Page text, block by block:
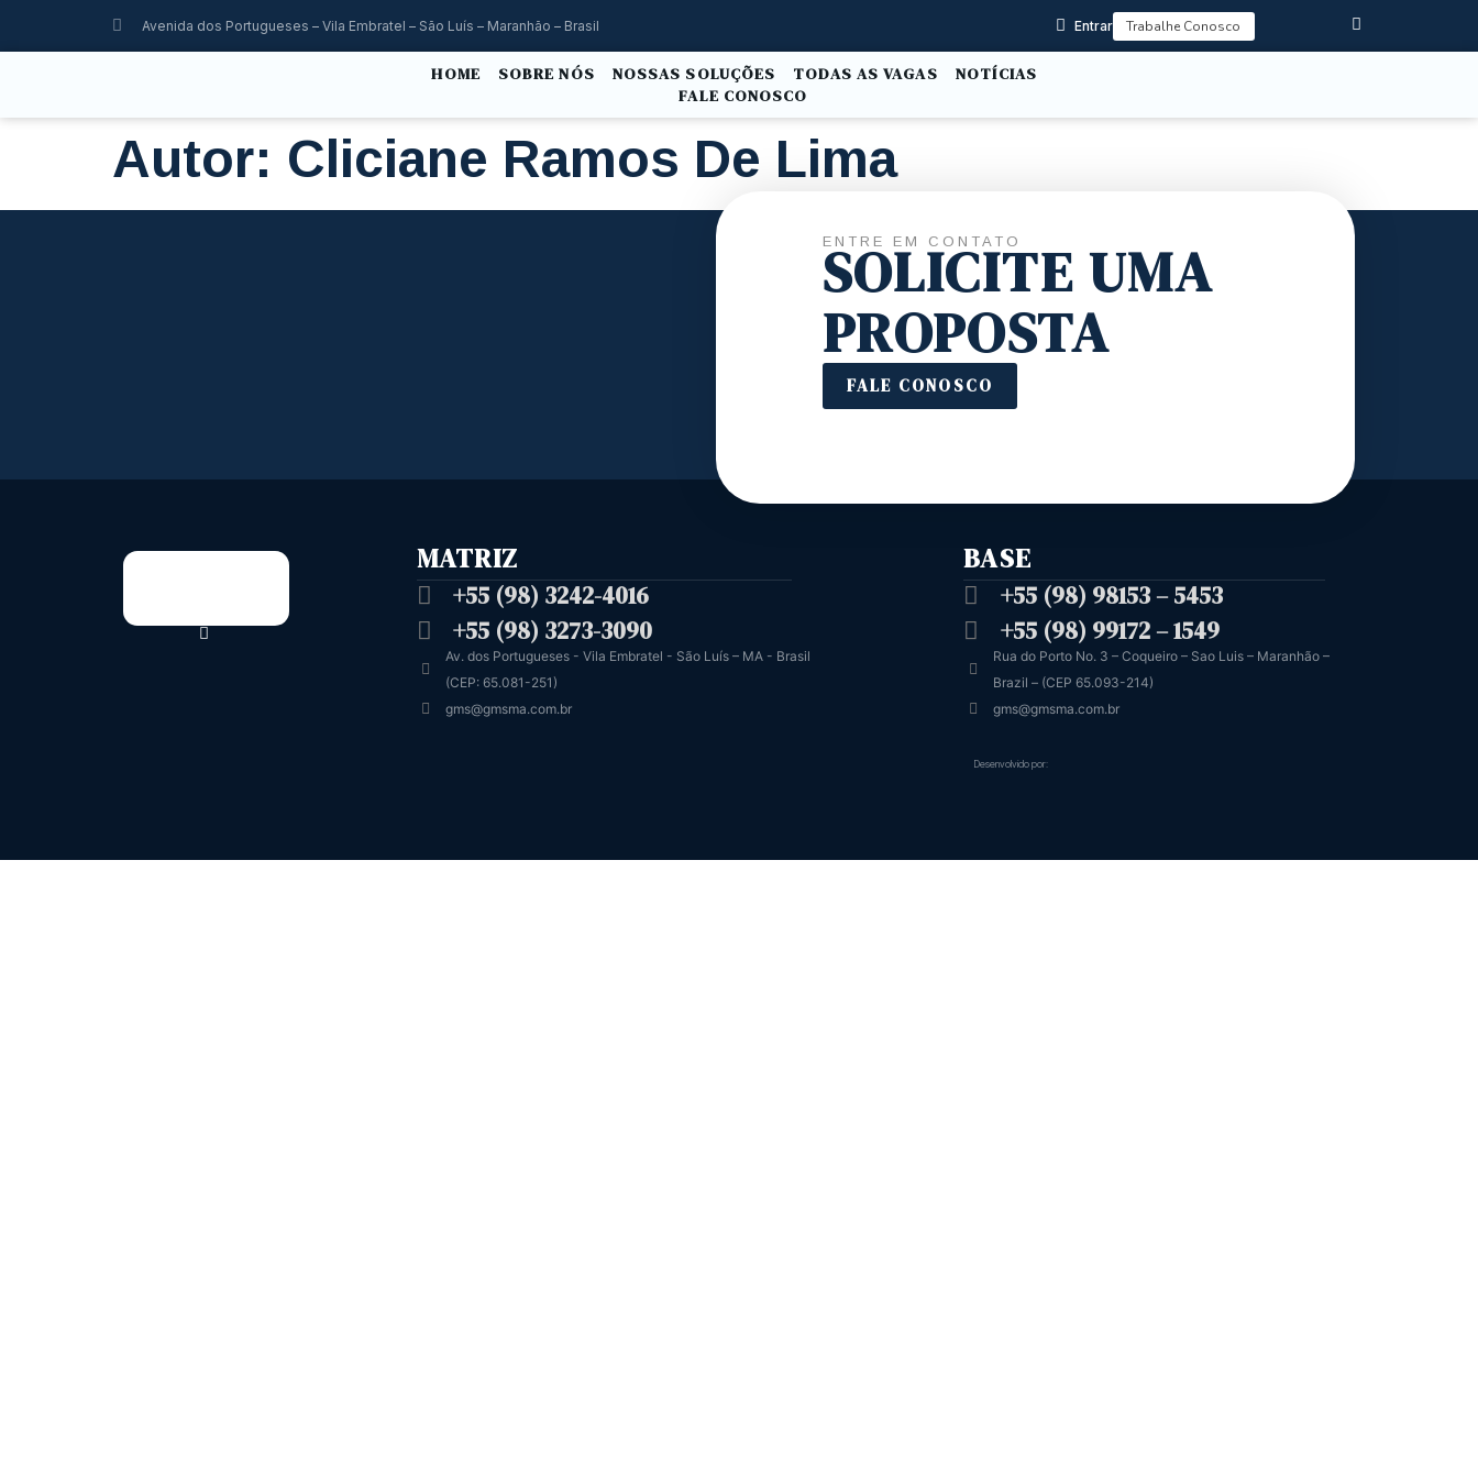
Avenida dos Portugueses – Vila Embratel – São Luís – Maranhão – Brasil Entrar Trabalhe Conosco
HOME SOBRE NÓS NOSSAS SOLUÇÕES TODAS AS VAGAS
NOTÍCIAS
FALE CONOSCO
Autor: Cliciane Ramos De Lima
ENTRE EM CONTATO
SOLICITE UMA
PROPOSTA
FALE CONOSCO
MATRIZ
+55 (98) 3242-4016
+55 (98) 3273-3090
Av. dos Portugueses - Vila Embratel - São Luís – MA - Brasil
(CEP: 65.081-251)
gms@gmsma.com.br
BASE
+55 (98) 98153 – 5453
+55 (98) 99172 – 1549
Rua do Porto No. 3 – Coqueiro – Sao Luis – Maranhão –
Brazil – (CEP 65.093-214)
gms@gmsma.com.br
Desenvolvido por: